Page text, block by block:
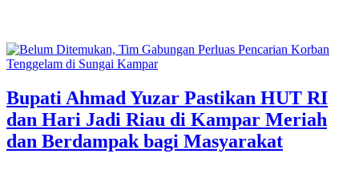
Bupati Ahmad Yuzar Pastikan HUT RI
dan Hari Jadi Riau di Kampar Meriah
dan Berdampak bagi Masyarakat